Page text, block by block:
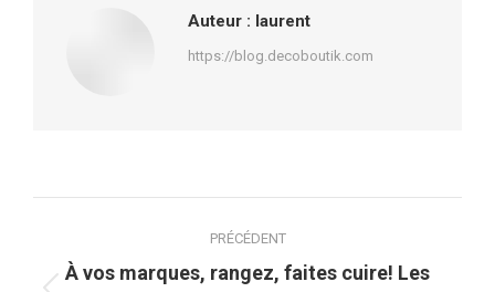
Auteur : laurent
https://blog.decoboutik.com
article
PRÉCÉDENT
À vos marques, rangez, faites cuire! Les